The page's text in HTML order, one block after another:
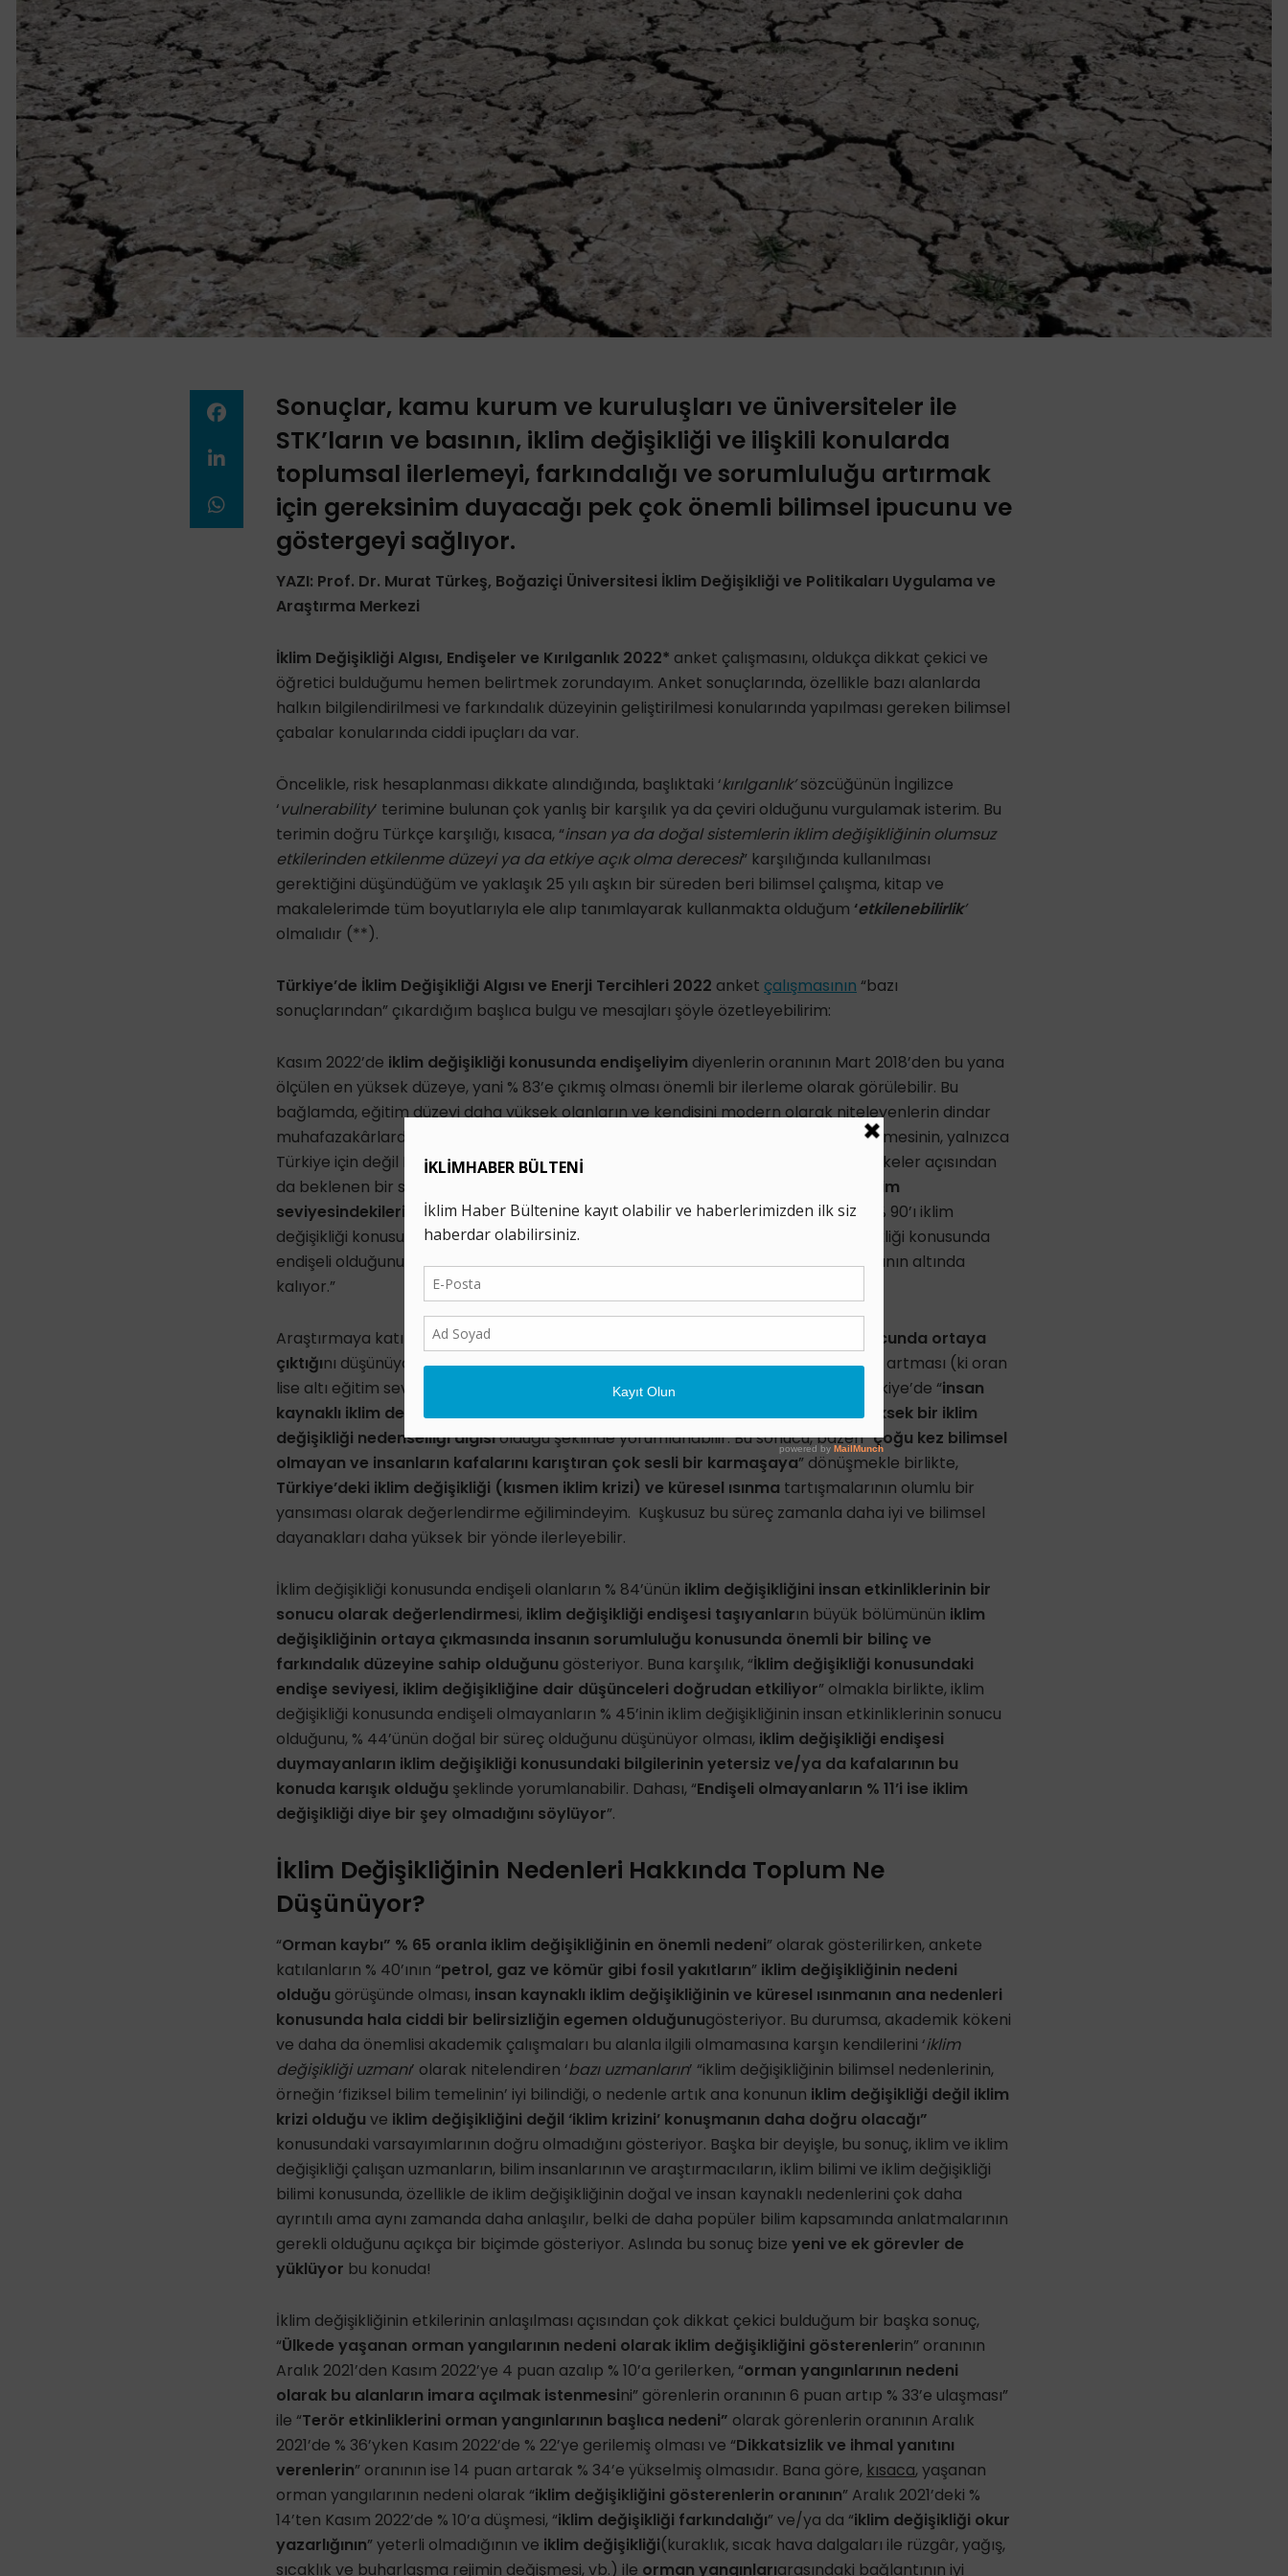
Sonuçlar, kamu kurum ve kuruluşları ve üniversiteler ile
STK’ların ve basının, iklim değişikliği ve ilişkili konularda
toplumsal ilerlemeyi, farkındalığı ve sorumluluğu artırmak
için gereksinim duyacağı pek çok önemli bilimsel ipucunu ve
göstergeyi sağlıyor.
YAZI: Prof. Dr. Murat Türkeş, Boğaziçi Üniversitesi İklim Değişikliği ve Politikaları Uygulama ve
Araştırma Merkezi
İklim Değişikliği Algısı, Endişeler ve Kırılganlık 2022* anket çalışmasını, oldukça dikkat çekici ve
öğretici bulduğumu hemen belirtmek zorundayım. Anket sonuçlarında, özellikle bazı alanlarda
halkın bilgilendirilmesi ve farkındalık düzeyinin geliştirilmesi konularında yapılması gereken bilimsel
çabalar konularında ciddi ipuçları da var.
Öncelikle, risk hesaplanması dikkate alındığında, başlıktaki ‘kırılganlık’sözcüğünün İngilizce
‘vulnerability’ terimine bulunan çok yanlış bir karşılık ya da çeviri olduğunu vurgulamak isterim. Bu
terimin doğru Türkçe karşılığı, kısaca, “insan ya da doğal sistemlerin iklim değişikliğinin olumsuz
etkilerinden etkilenme düzeyi ya da etkiye açık olma derecesi” karşılığında kullanılması
gerektiğini düşündüğüm ve yaklaşık 25 yılı aşkın bir süreden beri bilimsel çalışma, kitap ve
makalelerimde tüm boyutlarıyla ele alıp tanımlayarak kullanmakta olduğum ‘etkilenebilirlik’
olmalıdır (**).
Türkiye’de İklim Değişikliği Algısı ve Enerji Tercihleri 2022 anket çalışmasının “bazı
sonuçlarından” çıkardığım başlıca bulgu ve mesajları şöyle özetleyebilirim:
Kasım 2022’de iklim değişikliği konusunda endişeliyim diyenlerin oranının Mart 2018’den bu yana
ölçülen en yüksek düzeye, yani % 83’e çıkmış olması önemli bir ilerleme olarak görülebilir. Bu
bağlamda, eğitim düzeyi daha yüksek olanların ve kendisini modern olarak niteleyenlerin dindar
muhafazakârlardan iklim değişikliği konusunda daha fazla endişeli olduğunu belirtmesinin, yalnızca
Türkiye için değil Dünya’nın diğer ülkelerinde, özellikle gelişmekte ve az gelişmiş ülkeler açısından
da beklenen bir sonuç olduğunu düşünüyorum. Şöyle ki ankete göre; “
lise altı eğitim
seviyesindekilerin
% 77’si,lise mezunlarının% 86’sı,üniversite mezunlarınınise % 90’ı iklim
değişikliği konusunda endişeli olduğunu belirtiyor.
% 86’sı iklim değişikliği konusunda
endişeli olduğunu belirtirken,Dindar Muhafazakârların% 74’ü Türkiye ortalamasının altında
kalıyor.”
Araştırmaya katılanların % 79’unun,
iklim değişikliğinin insan etkinliklerinin sonucunda ortaya
çıktığını düşünüyor olması ve eğitim seviyesi arttıkça böyle düşünenlerin oranının artması (ki oran
lise altı eğitim seviyesindekilerde % 69 iken, üniversite mezunlarında % 88’dir), Türkiye’de “insan
kaynaklı iklim değişikliği ve küresel ısınmanınbilimsel nedenleri” konusundayüksek bir iklim
değişikliği nedenselliği algısıolduğu şeklinde yorumlanabilir. Bu sonucu, bazen “çoğu kez bilimsel
olmayan ve insanların kafalarını karıştıran çok sesli bir karmaşaya” dönüşmekle birlikte,
Türkiye’deki iklim değişikliği (kısmen iklim krizi) ve küresel ısınma tartışmalarının olumlu bir
yansıması olarak değerlendirme eğilimindeyim. Kuşkusuz bu süreç zamanla daha iyi ve bilimsel
dayanakları daha yüksek bir yönde ilerleyebilir.
İklim değişikliği konusunda endişeli olanların % 84’ünün iklim değişikliğini insan etkinliklerinin bir
sonucu olarak değerlendirmesi, iklim değişikliği endişesi taşıyanların büyük bölümünün iklim
değişikliğinin ortaya çıkmasında insanın sorumluluğu konusunda önemli bir bilinç ve
farkındalık düzeyine sahip olduğunu gösteriyor. Buna karşılık, “İklim değişikliği konusundaki
endişe seviyesi, iklim değişikliğine dair düşünceleri doğrudan etkiliyor” olmakla birlikte, iklim
değişikliği konusunda endişeli olmayanların % 45’inin iklim değişikliğinin insan etkinliklerinin sonucu
olduğunu, % 44’ünün doğal bir süreç olduğunu düşünüyor olması, iklim değişikliği endişesi
duymayanların iklim değişikliği konusundaki bilgilerinin yetersiz ve/ya da kafalarının bu
konuda karışık olduğu şeklinde yorumlanabilir. Dahası, “Endişeli olmayanların % 11’i ise iklim
değişikliği diye bir şey olmadığını söylüyor”.
İklim Değişikliğinin Nedenleri Hakkında Toplum Ne
Düşünüyor?
“Orman kaybı” % 65 oranla iklim değişikliğinin en önemli nedeni” olarak gösterilirken, ankete
katılanların % 40’ının “petrol, gaz ve kömür gibi fosil yakıtların” iklim değişikliğinin nedeni
olduğu görüşünde olması, insan kaynaklı iklim değişikliğinin ve küresel ısınmanın ana nedenleri
konusunda hala ciddi bir belirsizliğin egemen olduğunugösteriyor. Bu durumsa, akademik kökeni
ve daha da önemlisi akademik çalışmaları bu alanla ilgili olmamasına karşın kendilerini ‘iklim
değişikliği uzmanı’ olarak nitelendiren ‘bazı uzmanların’ “iklim değişikliğinin bilimsel nedenlerinin,
örneğin ‘fiziksel bilim temelinin’ iyi bilindiği, o nedenle artık ana konunun iklim değişikliği değil iklim
krizi olduğu ve iklim değişikliğini değil ‘iklim krizini’ konuşmanın daha doğru olacağı”
konusundaki varsayımlarının doğru olmadığını gösteriyor. Başka bir deyişle, bu sonuç, iklim ve iklim
değişikliği çalışan uzmanların, bilim insanlarının ve araştırmacıların, iklim bilimi ve iklim değişikliği
bilimi konusunda, özellikle de iklim değişikliğinin doğal ve insan kaynaklı nedenlerini çok daha
ayrıntılı ama aynı zamanda daha anlaşılır, belki de daha popüler bilim kapsamında anlatmalarının
gerekli olduğunu açıkça bir biçimde gösteriyor. Aslında bu sonuç bize yeni ve ek görevler de
yüklüyor bu konuda!
İklim değişikliğinin etkilerinin anlaşılması açısından çok dikkat çekici bulduğum bir başka sonuç,
“Ülkede yaşanan orman yangılarının nedeni olarak iklim değişikliğini gösterenlerin” oranının
Aralık 2021’den Kasım 2022’ye 4 puan azalıp % 10’a gerilerken, “orman yangınlarının nedeni
olarak bu alanların imara açılmak istenmesini” görenlerin oranının 6 puan artıp % 33’e ulaşması”
ile “Terör etkinliklerini orman yangınlarının başlıca nedeni” olarak görenlerin oranının Aralık
2021’de % 36’yken Kasım 2022’de % 22’ye gerilemiş olması ve “Dikkatsizlik ve ihmal yanıtını
verenlerin” oranının ise 14 puan artarak % 34’e yükselmiş olmasıdır. Bana göre, kısaca, yaşanan
orman yangılarının nedeni olarak “iklim değişikliğini gösterenlerin oranının” Aralık 2021’deki %
14’ten Kasım 2022’de % 10’a düşmesi, “iklim değişikliği farkındalığı” ve/ya da “iklim değişikliği okur
yazarlığının” yeterli olmadığının ve iklim değişikliği(kuraklık, sıcak hava dalgaları ile rüzgâr, yağış,
sıcaklık ve buharlaşma rejimin değişmesi, vb.) ile orman yangınlarıarasındaki bağlantının iyi